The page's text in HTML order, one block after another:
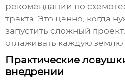
рекомендации по
тракта. Это ценно, когда
запустить сложный
отлаживать каждую землю
Практические
внедрении